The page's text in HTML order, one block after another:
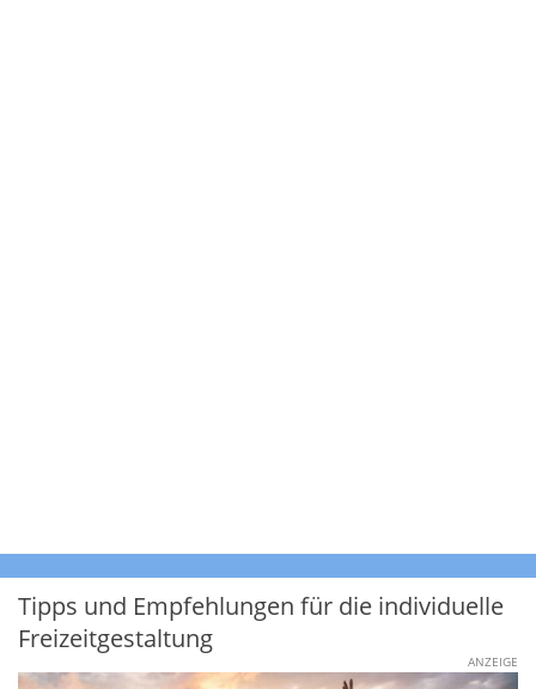
Tipps und Empfehlungen für die individuelle
Freizeitgestaltung
ANZEIGE